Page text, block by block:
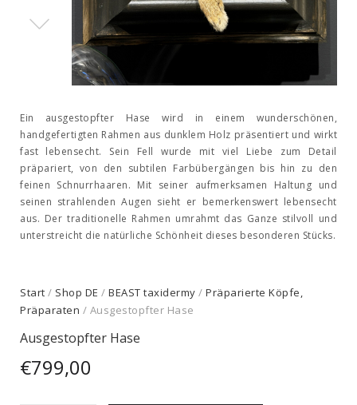
Ein ausgestopfter Hase wird in einem wunderschönen,
handgefertigten Rahmen aus dunklem Holz präsentiert und wirkt
fast lebensecht. Sein Fell wurde mit viel Liebe zum Detail
präpariert, von den subtilen Farbübergängen bis hin zu den
feinen Schnurrhaaren. Mit seiner aufmerksamen Haltung und
seinen strahlenden Augen sieht er bemerkenswert lebensecht
aus. Der traditionelle Rahmen umrahmt das Ganze stilvoll und
unterstreicht die natürliche Schönheit dieses besonderen Stücks.
Start / Shop DE / BEAST taxidermy / Präparierte Köpfe,
Präparaten / Ausgestopfter Hase
Ausgestopfter Hase
€799,00